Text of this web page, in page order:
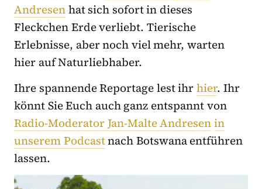
Andresenhat sich sofort in dieses
Fleckchen Erde verliebt. Tierische
Erlebnisse, aber noch viel mehr, warten
hier auf Naturliebhaber.
Ihre spannende Reportage lest ihrhier. Ihr
könnt Sie Euch auch ganz entspannt von
Radio-Moderator Jan-Malte Andresenin
unserem Podcastnach Botswana entführen
lassen.